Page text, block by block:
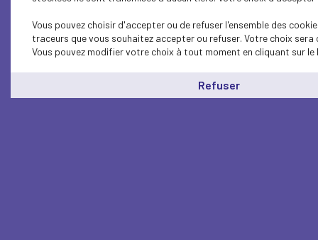
Vous pouvez choisir d'accepter ou de refuser l'ensemble des
traceurs que vous souhaitez accepter ou refuser. Votre choix
Vous pouvez modifier votre choix à tout moment en cliquant sur le
Refuser